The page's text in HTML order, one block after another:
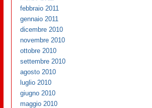
febbraio 2011
gennaio 2011
dicembre 2010
novembre 2010
ottobre 2010
settembre 2010
agosto 2010
luglio 2010
giugno 2010
maggio 2010